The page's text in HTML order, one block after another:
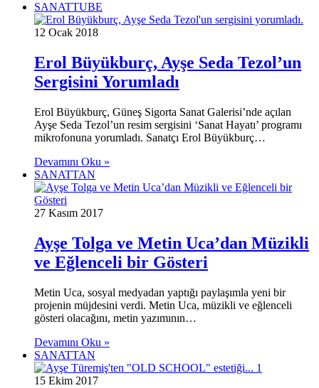
SANATTUBE
12 Ocak 2018
Erol Büyükburç, Ayşe Seda Tezol’un
Sergisini Yorumladı
Erol Büyükburç, Güneş Sigorta Sanat Galerisi’nde açılan
Ayşe Seda Tezol’un resim sergisini ‘Sanat Hayatı’ programı
mikrofonuna yorumladı. Sanatçı Erol Büyükburç…
Devamını Oku »
SANATTAN
27 Kasım 2017
Ayşe Tolga ve Metin Uca’dan Müzikli
ve Eğlenceli bir Gösteri
Metin Uca, sosyal medyadan yaptığı paylaşımla yeni bir
projenin müjdesini verdi. Metin Uca, müzikli ve eğlenceli
gösteri olacağını, metin yazımının…
Devamını Oku »
SANATTAN
15 Ekim 2017